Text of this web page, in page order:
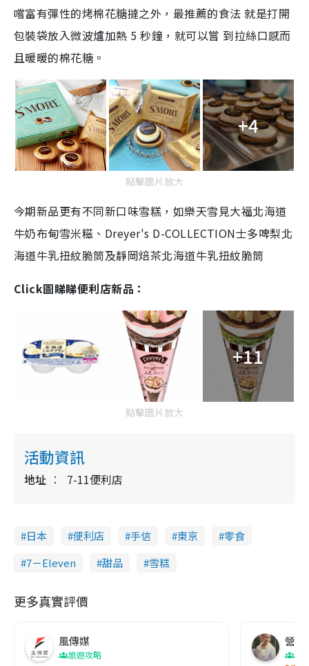
嚐富有彈性的烤棉花糖撻之外，最推薦的食法 就是打開
包裝袋放入微波爐加熱 5 秒鐘，就可以嘗 到拉絲口感而
且暖暖的棉花糖。
+4
點擊圖片放大
今期新品更有不同新口味雪糕，如樂天雪見大福北海道
牛奶布甸雪米糍、Dreyer's D-COLLECTION士多啤梨北
海道牛乳扭紋脆筒及靜岡焙茶北海道牛乳扭紋脆筒
Click圖睇睇便利店新品：
+11
點擊圖片放大
活動資訊
地址 7-11便利店
日本 便利店 手信 東京
零食
7－Eleven
甜品 雪糕
更多真實評價
風傳媒
旅遊攻略
營養